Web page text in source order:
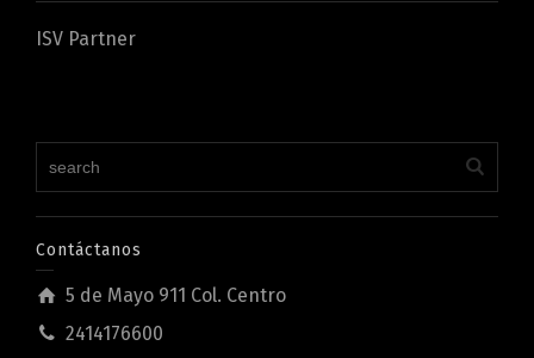
ISV Partner
Contáctanos
5 de Mayo 911 Col. Centro
2414176600